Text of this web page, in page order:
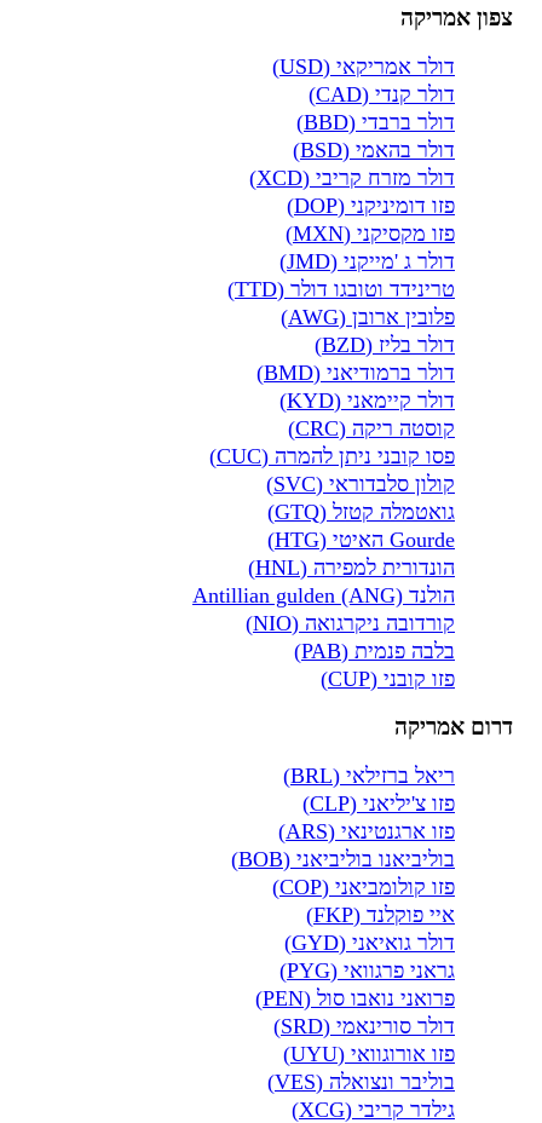
צפון אמריקה
דולר אמריקאי (USD)
דולר קנדי (CAD)
דולר ברבדי (BBD)
דולר בהאמי (BSD)
דולר מזרח קריבי (XCD)
פזו דומיניקני (DOP)
פזו מקסיקני (MXN)
דולר ג 'מייקני (JMD)
טרינידד וטובגו דולר (TTD)
פלובין ארובן (AWG)
דולר בליז (BZD)
דולר ברמודיאני (BMD)
דולר קיימאני (KYD)
קוסטה ריקה (CRC)
פסו קובני ניתן להמרה (CUC)
קולון סלבדוראי (SVC)
גואטמלה קטזל (GTQ)
Gourde האיטי (HTG)
הונדורית למפירה (HNL)
הולנד Antillian gulden (ANG)
קורדובה ניקרגואה (NIO)
בלבה פנמית (PAB)
פזו קובני (CUP)
דרום אמריקה
ריאל ברזילאי (BRL)
פזו צ'יליאני (CLP)
פזו ארגנטינאי (ARS)
בוליביאנו בוליביאני (BOB)
פזו קולומביאני (COP)
איי פוקלנד (FKP)
דולר גואיאני (GYD)
גראני פרגוואי (PYG)
פרואני נואבו סול (PEN)
דולר סורינאמי (SRD)
פזו אורוגוואי (UYU)
בוליבר ונצואלה (VES)
גילדר קריבי (XCG)